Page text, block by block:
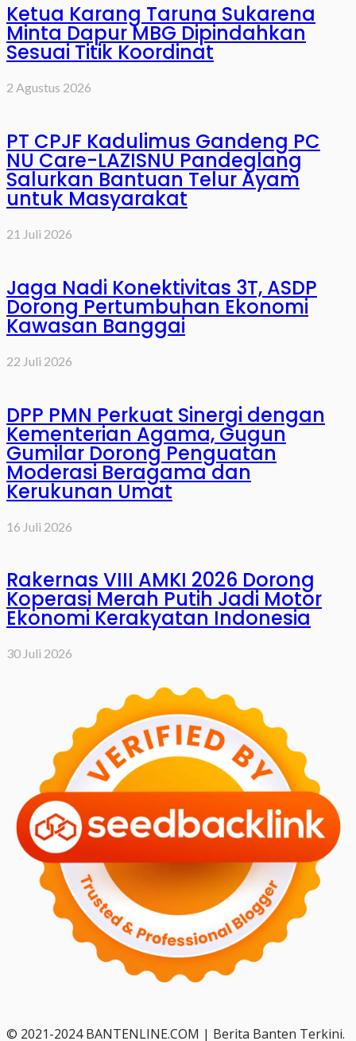
Ketua Karang Taruna Sukarena
Minta Dapur MBG Dipindahkan
Sesuai Titik Koordinat
2 Agustus 2026
PT CPJF Kadulimus Gandeng PC
NU Care-LAZISNU Pandeglang
Salurkan Bantuan Telur Ayam
untuk Masyarakat
21 Juli 2026
Jaga Nadi Konektivitas 3T, ASDP
Dorong Pertumbuhan Ekonomi
Kawasan Banggai
22 Juli 2026
DPP PMN Perkuat Sinergi dengan
Kementerian Agama, Gugun
Gumilar Dorong Penguatan
Moderasi Beragama dan
Kerukunan Umat
16 Juli 2026
Rakernas VIII AMKI 2026 Dorong
Koperasi Merah Putih Jadi Motor
Ekonomi Kerakyatan Indonesia
30 Juli 2026
© 2021-2024 BANTENLINE.COM | Berita Banten Terkini.